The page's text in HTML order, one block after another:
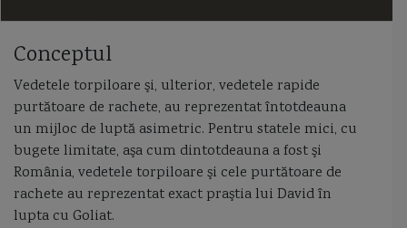
BAE Systems
baterii de coasta Beirut beiul de samos Black Ball Line
bolozan Bosfor Bouffonne bric bricul Mircea
Bulgaria Caffa caic caic brancovenesc calitati manevriere
Conceptul
Vedetele torpiloare şi, ulterior, vedetele rapide
purtătoare de rachete, au reprezentat întotdeauna
un mijloc de luptă asimetric. Pentru statele mici, cu
bugete limitate, aşa cum dintotdeauna a fost şi
România, vedetele torpiloare şi cele purtătoare de
rachete au reprezentat exact praştia lui David în
lupta cu Goliat.